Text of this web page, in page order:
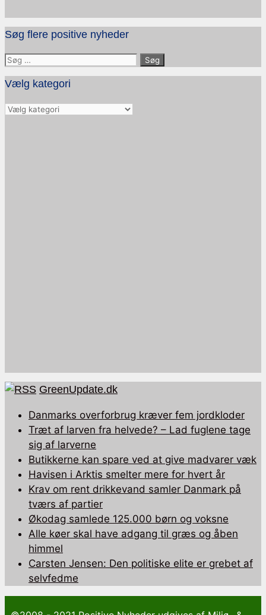
Søg flere positive nyheder
Søg
efter:
Vælg kategori
Vælg
GreenUpdate.dk
Danmarks overforbrug kræver fem jordkloder
Træt af larven fra helvede? – Lad fuglene tage
sig af larverne
Butikkerne kan spare ved at give madvarer væk
Havisen i Arktis smelter mere for hvert år
Krav om rent drikkevand samler Danmark på
tværs af partier
Økodag samlede 125.000 børn og voksne
Alle køer skal have adgang til græs og åben
himmel
Carsten Jensen: Den politiske elite er grebet af
selvfedme